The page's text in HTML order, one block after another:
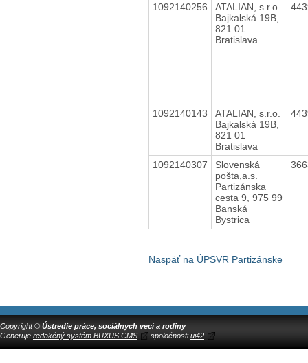
1092140256
ATALIAN, s.r.o.
Bajkalská 19B,
821 01
Bratislava
1092140143
ATALIAN, s.r.o.
Bajkalská 19B,
821 01
Bratislava
1092140307
Slovenská
pošta,a.s.
Partizánska
cesta 9, 975 99
Banská
Bystrica
Naspäť na ÚPSVR Partizánske
Copyright © Ústredie práce, sociálnych vecí a rodiny
Generuje redakčný systém BUXUS CMS spoločnostiui42